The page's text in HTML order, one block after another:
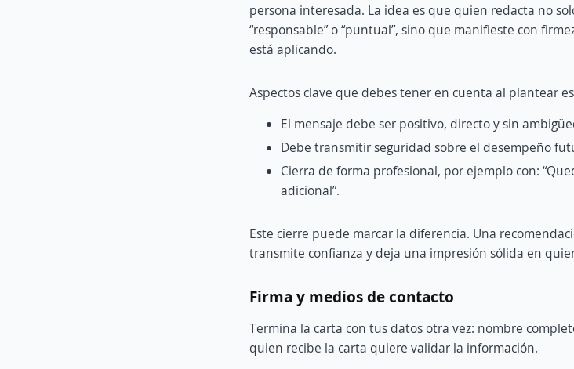
persona interesada. La idea es que quien redacta no
“responsable” o “puntual”, sino que manifieste con
está aplicando.
Aspectos clave que debes tener en cuenta al plantear
El mensaje debe ser positivo, directo y sin
Debe transmitir seguridad sobre el desempeño
Cierra de forma profesional, por ejemplo con:
adicional”.
Este cierre puede marcar la diferencia. Una
transmite confianza y deja una impresión sólida en
Firma y medios de contacto
Termina la carta con tus datos otra vez: nombre
quien recibe la carta quiere validar la información.